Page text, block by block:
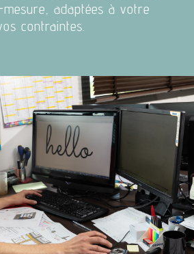
adaptées à votre
contraintes.